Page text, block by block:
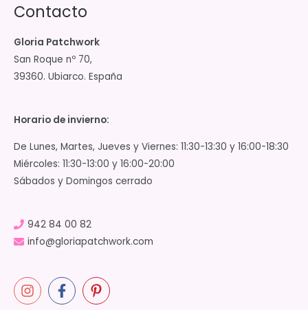
Contacto
Gloria Patchwork
San Roque nº 70,
39360. Ubiarco. España
Horario de invierno:
De Lunes, Martes, Jueves y Viernes: 11:30-13:30 y 16:00-18:30
Miércoles: 11:30-13:00 y 16:00-20:00
Sábados y Domingos cerrado
942 84 00 82
info@gloriapatchwork.com